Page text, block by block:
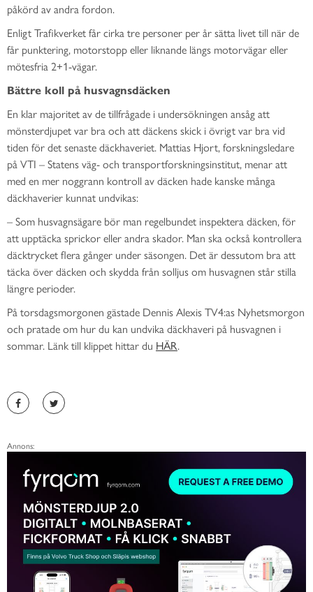
påkörd av andra fordon.
Enligt Trafikverket får cirka tre personer per år sätta livet till när de
får punktering, motorstopp eller liknande längs motorvägar eller
mötesfria 2+1-vägar.
Bättre koll på husvagnsdäcken
En klar majoritet av de tillfrågade i undersökningen ansåg att
mönsterdjupet var bra och att däckens skick i övrigt var bra vid
tiden för det senaste däckhaveriet. Mattias Hjort, forskningsledare
på VTI – Statens väg- och transportforskningsinstitut, menar att
med en mer noggrann kontroll av däcken hade kanske många
däckhaverier kunnat undvikas:
– Som husvagnsägare bör man regelbundet inspektera däcken, för
att upptäcka sprickor eller andra skador. Man ska också kontrollera
däcktrycket flera gånger under säsongen. Det är dessutom bra att
täcka över däcken och skydda från solljus om husvagnen står stilla
längre perioder.
På torsdagsmorgonen gästade Dennis Alexis TV4:as Nyhetsmorgon
och pratade om hur du kan undvika däckhaveri på husvagnen i
sommar. Länk till klippet hittar du HÄR.
Annons: